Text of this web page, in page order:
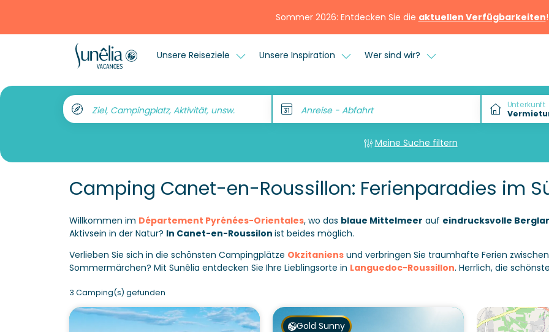
Sommer 2026: Entdecken Sie die aktuellen Verfügbarkeiten!
Unsere Reiseziele Unsere Inspiration Wer sind wir?
Ziel, Campingplatz, Aktivität, unsw. Anreise - Abfahrt Unterkunft
Meine Suche filtern
Camping Canet-en-Roussillon: Ferienparadies im
Willkommen im Département Pyrénées-Orientales, wo das blaue Mittelmeer auf eindrucksvolle
Aktivsein in der Natur? In Canet-en-Roussilon ist beides möglich.
Verlieben Sie sich in die schönsten Campingplätze Okzitaniensund verbringen Sie traumhafte Ferien zwischen
Sommermärchen? Mit Sunêlia entdecken Sie Ihre Lieblingsorte in Languedoc-Roussillon. Herrlich, die
3 Camping(s) gefunden
Gold Sunny